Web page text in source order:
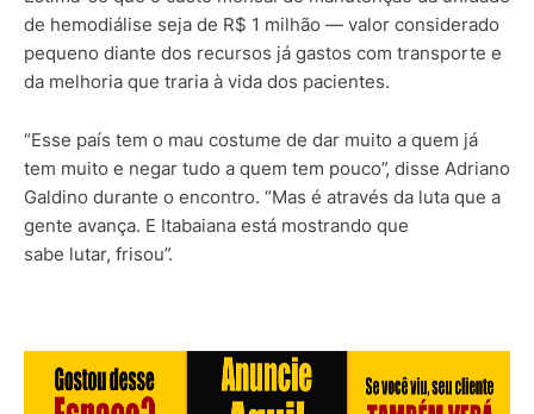
de hemodiálise seja de R$ 1 milhão — valor considerado
pequeno diante dos recursos já gastos com transporte e
da melhoria que traria à vida dos pacientes.
“Esse país tem o mau costume de dar muito a quem já
tem muito e negar tudo a quem tem pouco”, disse Adriano
Galdino durante o encontro. “Mas é através da luta que a
gente avança. E Itabaiana está mostrando que
sabe lutar, frisou”.